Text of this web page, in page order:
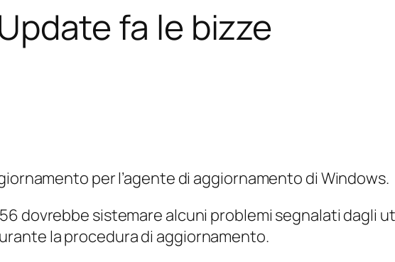
fa le bizze
per l’agente di aggiornamento di Windows.
dovrebbe sistemare alcuni problemi segnalati dagli
la procedura di aggiornamento.